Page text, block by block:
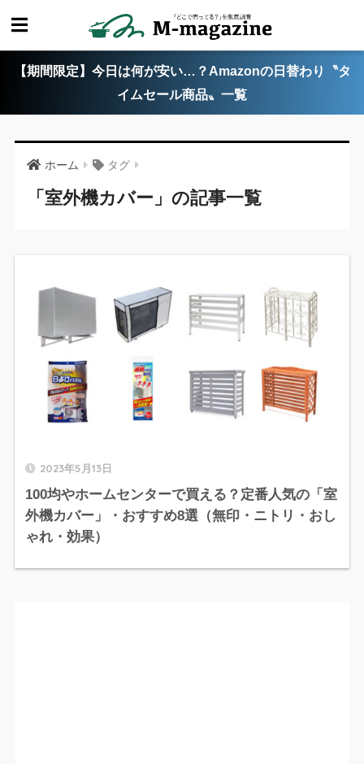
【期間限定】今日は何が安い…？Amazonの日替わり〝タ
イムセール商品〟一覧
ホーム タグ
「室外機カバー」の記事一覧
2023年5月13日
100均やホームセンターで買える？定番人気の「室
外機カバー」・おすすめ8選（無印・ニトリ・おし
ゃれ・効果）